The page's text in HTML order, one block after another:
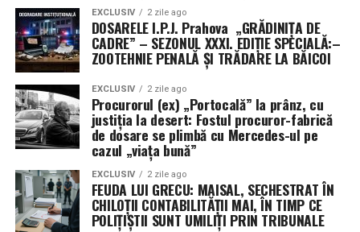
EXCLUSIV 2 zile ago
DOSARELE I.P.J. Prahova „GRĂDINIȚA DE
CADRE” – SEZONUL XXXI. EDIȚIE SPECIALĂ:–
ZOOTEHNIE PENALĂ ȘI TRĂDARE LA BĂICOI
EXCLUSIV 2 zile ago
Procurorul (ex) „Portocală” la prânz, cu
justiția la desert: Fostul procuror-fabrică
de dosare se plimbă cu Mercedes-ul pe
cazul „viața bună”
EXCLUSIV 2 zile ago
FEUDA LUI GRECU: MAISAL, SECHESTRAT ÎN
CHILOȚII CONTABILITĂȚII MAI, ÎN TIMP CE
POLIȚIȘTII SUNT UMILIȚI PRIN TRIBUNALE